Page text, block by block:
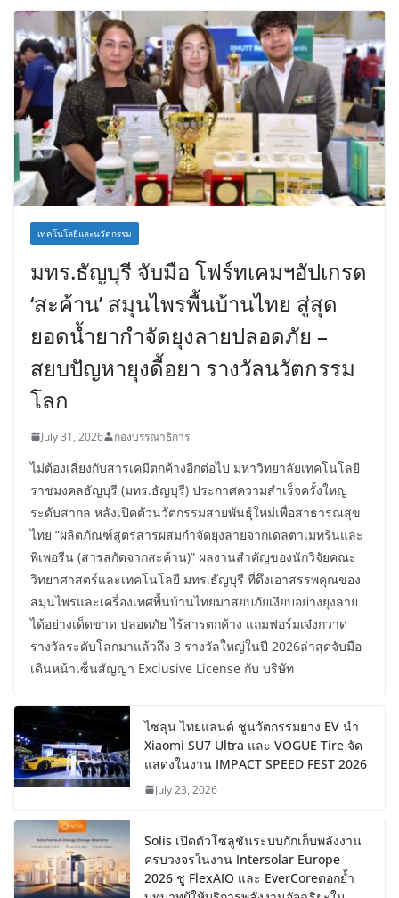
เทคโนโลยีและนวัตกรรม
มทร.ธัญบุรี จับมือ โฟร์ทเคมฯอัปเกรด
‘สะค้าน’ สมุนไพรพื้นบ้านไทย สู่สุด
ยอดน้ำยากำจัดยุงลายปลอดภัย –
สยบปัญหายุงดื้อยา รางวัลนวัตกรรม
โลก
July 31, 2026 กองบรรณาธิการ
ไม่ต้องเสี่ยงกับสารเคมีตกค้างอีกต่อไป มหาวิทยาลัยเทคโนโลยี
ราชมงคลธัญบุรี (มทร.ธัญบุรี) ประกาศความสำเร็จครั้งใหญ่
ระดับสากล หลังเปิดตัวนวัตกรรมสายพันธุ์ใหม่เพื่อสาธารณสุข
ไทย “ผลิตภัณฑ์สูตรสารผสมกำจัดยุงลายจากเดลตาเมทรินและ
พิเพอรีน (สารสกัดจากสะค้าน)” ผลงานสำคัญของนักวิจัยคณะ
วิทยาศาสตร์และเทคโนโลยี มทร.ธัญบุรี ที่ดึงเอาสรรพคุณของ
สมุนไพรและเครื่องเทศพื้นบ้านไทยมาสยบภัยเงียบอย่างยุงลาย
ได้อย่างเด็ดขาด ปลอดภัย ไร้สารตกค้าง แถมฟอร์มเจ๋งกวาด
รางวัลระดับโลกมาแล้วถึง 3 รางวัลใหญ่ในปี 2026ล่าสุดจับมือ
เดินหน้าเซ็นสัญญา Exclusive License กับ บริษัท
ไซลุน ไทยแลนด์ ชูนวัตกรรมยาง EV นำ
Xiaomi SU7 Ultra และ VOGUE Tire จัด
แสดงในงาน IMPACT SPEED FEST 2026
July 23, 2026
Solis เปิดตัวโซลูชันระบบกักเก็บพลังงาน
ครบวงจรในงาน Intersolar Europe
2026 ชู FlexAIO และ EverCoreตอกย้ำ